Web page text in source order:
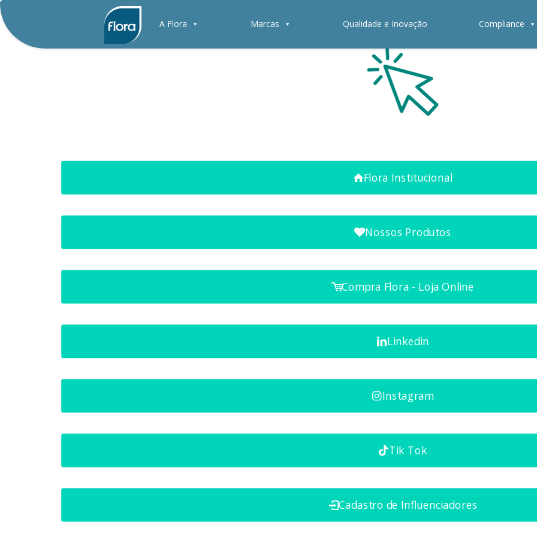
A Flora Marcas Qualidade e Inovação Compliance
Flora Institucional
Nossos Produtos
Compra Flora - Loja Online
Linkedin
Instagram
Tik Tok
Cadastro de Influenciadores